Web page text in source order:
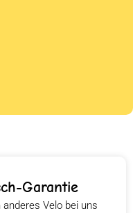
Garantie
Velo bei uns